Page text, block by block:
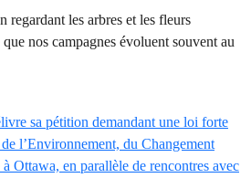
regardant les arbres et les fleurs
nos campagnes évoluent souvent au